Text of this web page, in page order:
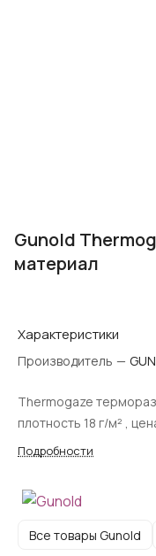
Gunold
материал
Характеристики
Производитель —
Thermogaze
плотность 18 г/м² ,
Подробности
Все товары Gunold